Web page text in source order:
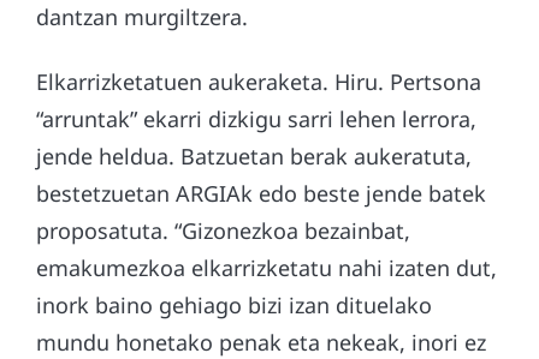
dantzan murgiltzera.
Elkarrizketatuen aukeraketa. Hiru. Pertsona
“arruntak” ekarri dizkigu sarri lehen lerrora,
jende heldua. Batzuetan berak aukeratuta,
bestetzuetan ARGIAk edo beste jende batek
proposatuta. “Gizonezkoa bezainbat,
emakumezkoa elkarrizketatu nahi izaten dut,
inork baino gehiago bizi izan dituelako
mundu honetako penak eta nekeak, inori ez